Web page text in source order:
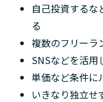
自己投資するな
る
複数のフリーラ
SNSなどを活用
単価など条件に
いきなり独立せ